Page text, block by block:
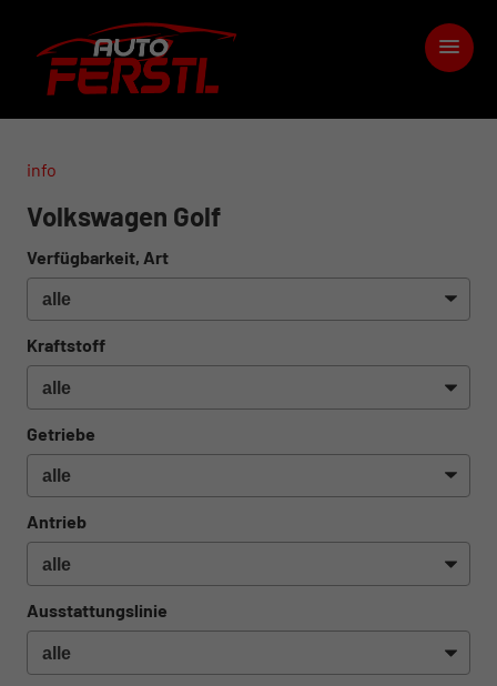
info
Volkswagen Golf
Verfügbarkeit, Art
Kraftstoff
Getriebe
Antrieb
Ausstattungslinie